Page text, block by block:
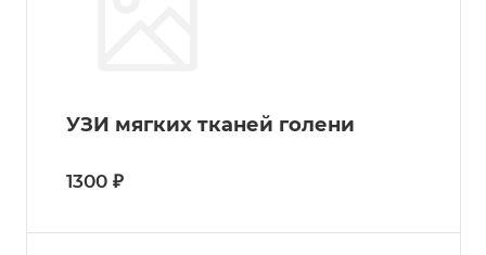
УЗИ мягких тканей голени
1300 ₽